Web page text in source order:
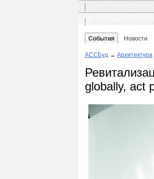
События Новости
АССБуд → Архитектура
globally, act